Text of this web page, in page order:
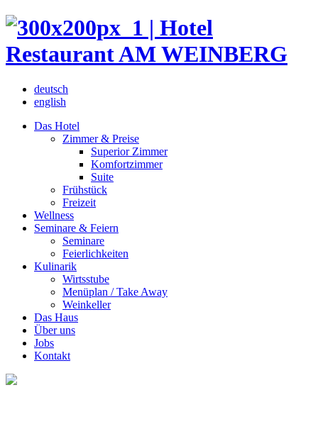
deutsch
english
Das Hotel
Zimmer & Preise
Superior Zimmer
Komfortzimmer
Suite
Frühstück
Freizeit
Wellness
Seminare & Feiern
Seminare
Feierlichkeiten
Kulinarik
Wirtsstube
Menüplan / Take Away
Weinkeller
Das Haus
Über uns
Jobs
Kontakt